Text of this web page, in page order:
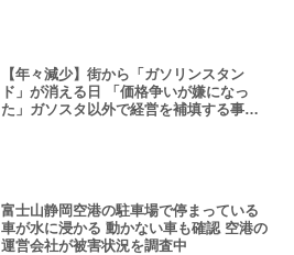
【年々減少】街から「ガソリンスタン
ド」が消える日 「価格争いが嫌になっ
た」ガソスタ以外で経営を補填する事業
富士山静岡空港の駐車場で停まっている
車が水に浸かる 動かない車も確認 空港の
運営会社が被害状況を調査中